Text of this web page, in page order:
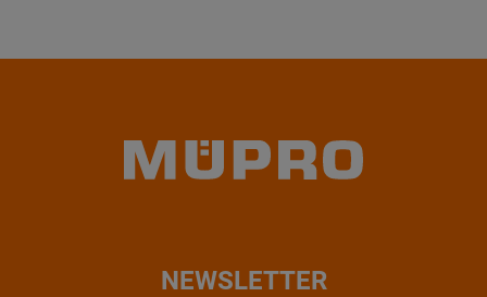
NEWSLETTER